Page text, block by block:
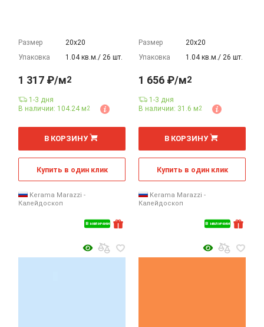
Размер
20х20
Упаковка
1.04 кв.м./ 26 шт.
В наличии
1 317 ₽/м2
1-3 дня
В наличии: 104.24 м2
м
В КОРЗИНУ
Купить в один клик
Kerama Marazzi -
Калейдоскоп
Размер
20х20
Упаковка
1.04 кв.м./ 26 шт.
В наличии
1 656 ₽/м2
1-3 дня
В наличии: 31.6 м2
м
В КОРЗИНУ
Купить в один клик
Kerama Marazzi -
Калейдоскоп